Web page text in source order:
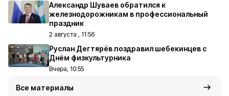
Александр Шуваев обратился к
железнодорожникам в профессиональный
праздник
2 августа , 11:56
Руслан Дегтярёв поздравил шебекинцев с
Днём физкультурника
Вчера, 10:55
Все материалы